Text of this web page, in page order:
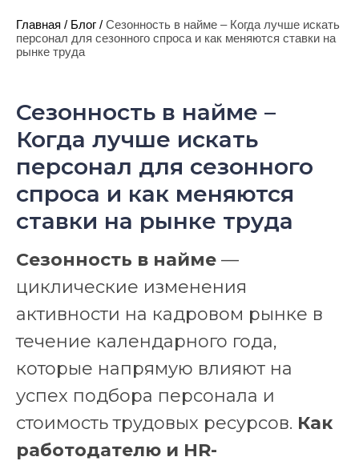
Главная / Блог / Сезонность в найме – Когда лучше искать
персонал для сезонного спроса и как меняются ставки на
рынке труда
Сезонность в найме –
Когда лучше искать
персонал для сезонного
спроса и как меняются
ставки на рынке труда
Сезонность в найме —
циклические изменения
активности на кадровом рынке в
течение календарного года,
которые напрямую влияют на
успех подбора персонала и
стоимость трудовых ресурсов. Как
работодателю и HR-